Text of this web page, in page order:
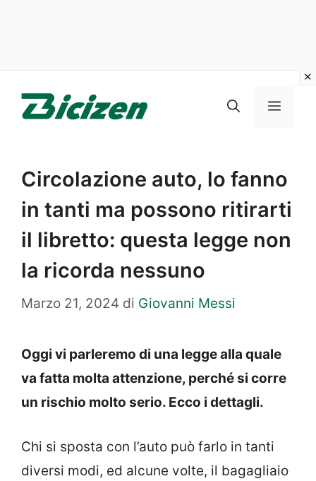
Menu
Circolazione auto, lo fanno
in tanti ma possono ritirarti
il libretto: questa legge non
la ricorda nessuno
Marzo 21, 2024 di Giovanni Messi
Oggi vi parleremo di una legge alla quale
va fatta molta attenzione, perché si corre
un rischio molto serio. Ecco i dettagli.
Chi si sposta con l’auto può farlo in tanti
diversi modi, ed alcune volte, il bagagliaio